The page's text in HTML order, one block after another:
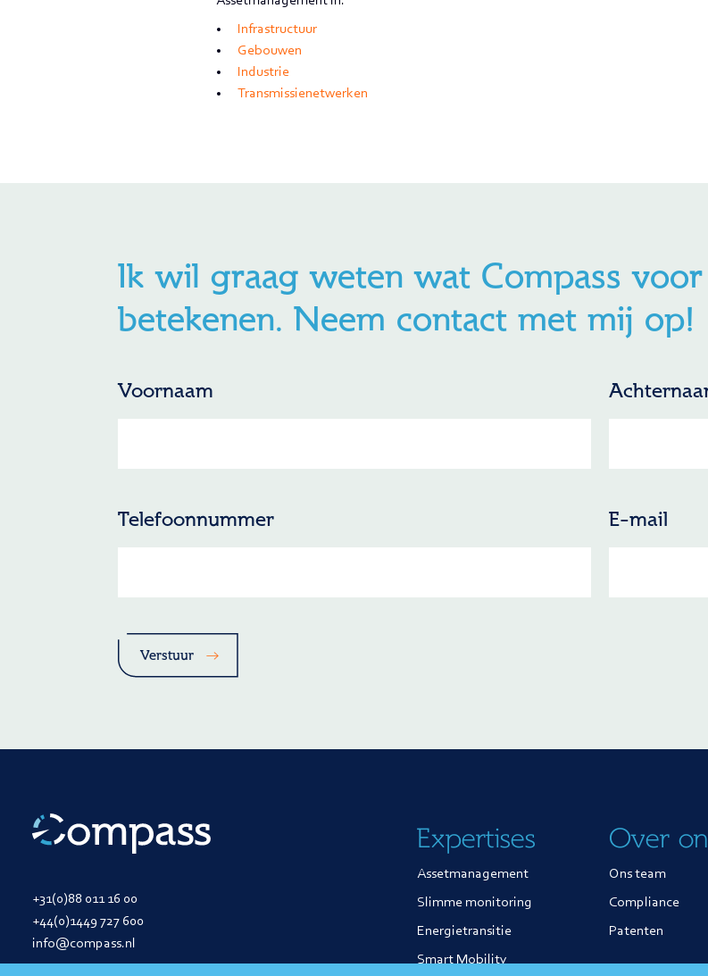
Infrastructuur
Gebouwen
Industrie
Transmissienetwerken
Ik wil graag weten wat Compass
betekenen. Neem contact met mij op!
Voornaam
Telefoonnummer E-mail
Verstuur
+31(0)88 011 16 00
+44(0)1449 727 600
info@compass.nl
Expertises
Assetmanagement
Slimme monitoring
Energietransitie
Smart Mobility
Over
Ons team
Compliance
Patenten